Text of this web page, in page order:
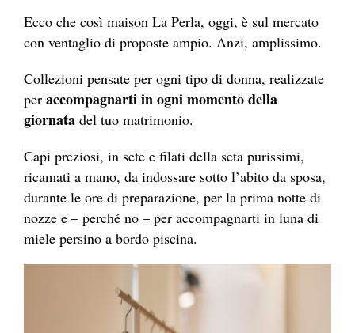
Ecco che così maison La Perla, oggi, è sul mercato
con ventaglio di proposte ampio. Anzi, amplissimo.
Collezioni pensate per ogni tipo di donna, realizzate
per accompagnarti in ogni momento della
giornata del tuo matrimonio.
Capi preziosi, in sete e filati della seta purissimi,
ricamati a mano, da indossare sotto l’abito da sposa,
durante le ore di preparazione, per la prima notte di
nozze e – perché no – per accompagnarti in luna di
miele persino a bordo piscina.